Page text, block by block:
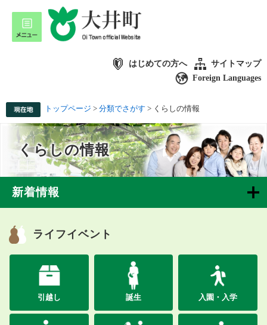
はじめての方へ
サイトマップ
Foreign Languages
トップページ > 分類でさがす > くらしの情報
くらしの情報
新着情報
ライフイベント
引越し 誕生 入園・入学